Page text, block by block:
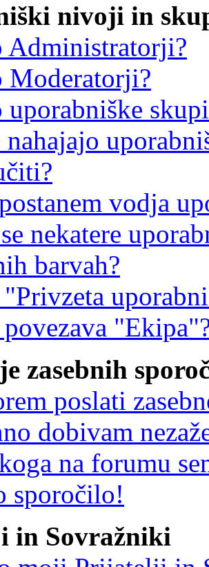
nivoji in
Administratorji?
Moderatorji?
uporabniške
nahajajo
vodja
nekatere
barvah?
zasebnih
poslati
dobivam
na forumu
sporočilo!
in Sovražniki